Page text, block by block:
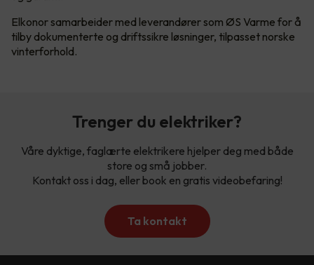
Elkonor samarbeider med leverandører som ØS Varme for å
tilby dokumenterte og driftssikre løsninger, tilpasset norske
vinterforhold.
Trenger du elektriker?
Våre dyktige, faglærte elektrikere hjelper deg med både
store og små jobber.
Kontakt oss i dag, eller book en gratis videobefaring!
Ta kontakt